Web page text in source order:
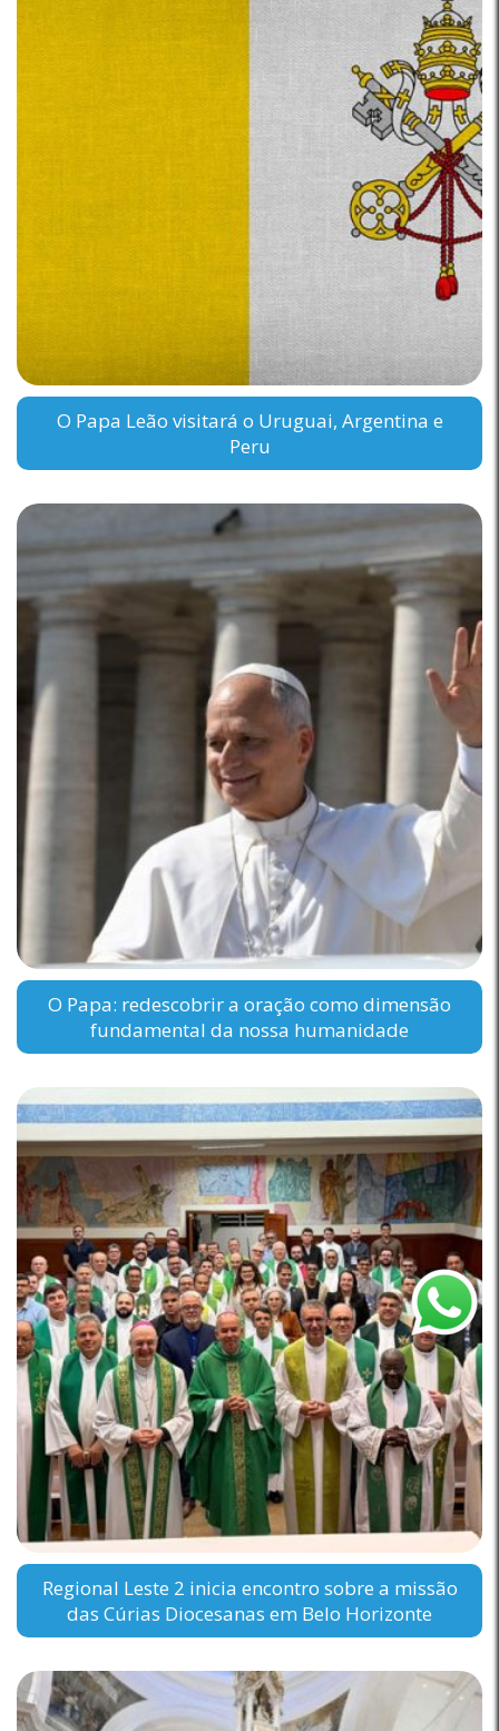
O Papa Leão visitará o Uruguai, Argentina e
Peru
O Papa: redescobrir a oração como dimensão
fundamental da nossa humanidade
Regional Leste 2 inicia encontro sobre a missão
das Cúrias Diocesanas em Belo Horizonte